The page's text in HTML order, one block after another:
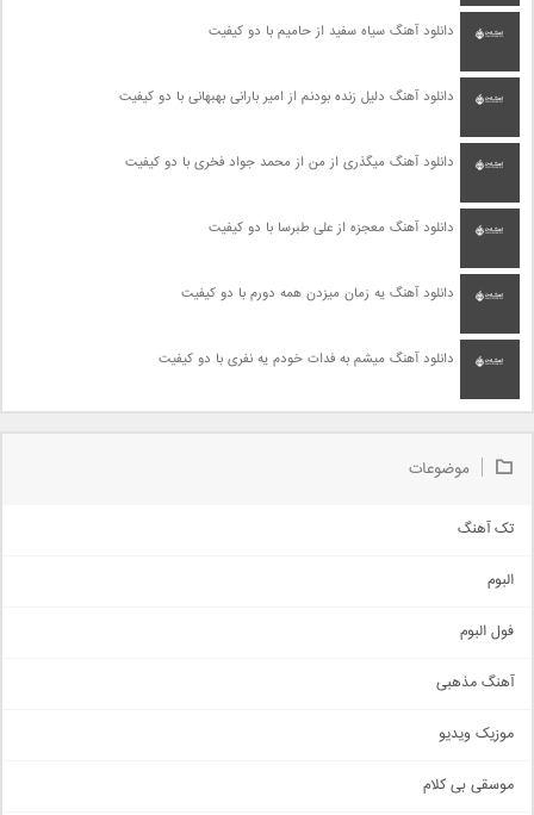
دانلود آهنگ سیاه سفید از حامیم با دو کیفیت
دانلود آهنگ دلیل زنده بودنم از امیر بارانی بهبهانی با دو کیفیت
دانلود آهنگ میگذری از من از محمد جواد فخری با دو کیفیت
دانلود آهنگ معجزه از علی طبرسا با دو کیفیت
دانلود آهنگ یه زمان میزدن همه دورم با دو کیفیت
دانلود آهنگ میشم به فدات خودم یه نفری با دو کیفیت
موضوعات
تک آهنگ
اجتماعی
حماسی
سنتی
اهنگ بندرعباسی
البوم
فول البوم
آهنگ مذهبی
موزیک ویدیو
موسقی بی کلام